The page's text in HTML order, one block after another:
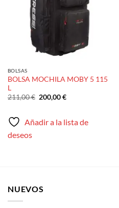
BOLSAS
BOLSA MOCHILA MOBY 5 115
L
211,00€ El
precio
211,00 €.
200,00€El
200,00 €.
Añadir a la lista de
deseos
NUEVOS